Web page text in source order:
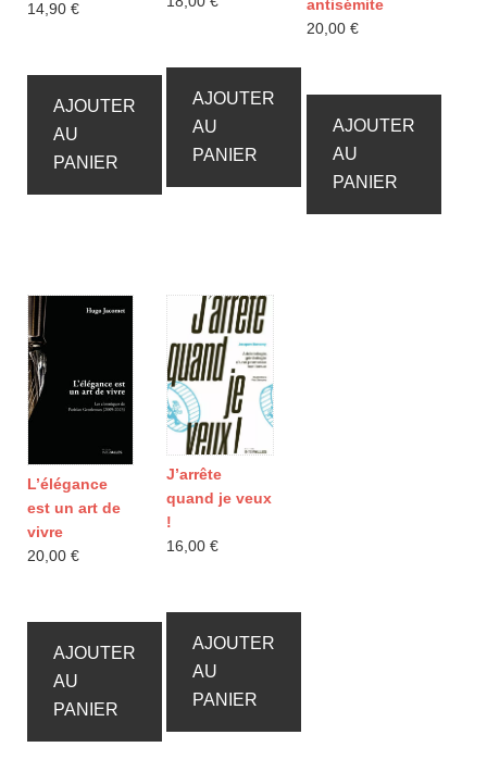
14,90 €
AJOUTER
AU
PANIER
AJOUTER
AU
PANIER
antisémite
20,00 €
AJOUTER
AU
PANIER
L’élégance
est un art de
vivre
20,00 €
AJOUTER
AU
PANIER
J’arrête
quand je veux
!
16,00€
AJOUTER
AU
PANIER